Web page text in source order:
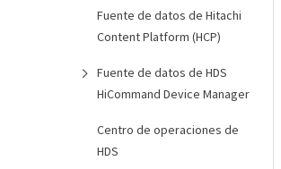
Fuente de datos de Hitachi
Content Platform (HCP)
Fuente de datos de HDS
HiCommand Device Manager
Centro de operaciones de
HDS